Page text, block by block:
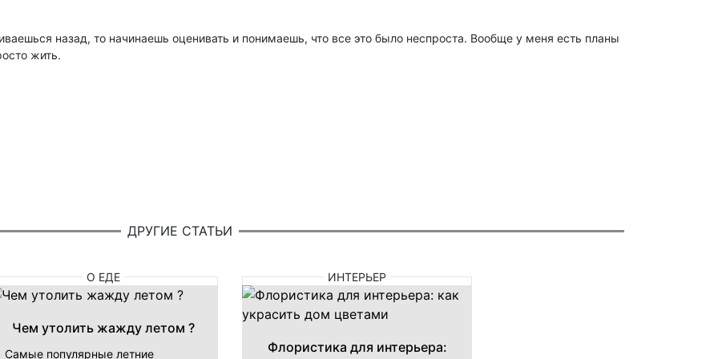
назад, то начинаешь оценивать и понимаешь, что все это было неспроста. Вообще у меня есть планы
жить.
ДРУГИЕ СТАТЬИ
О ЕДЕ
Чем утолить жажду летом ?
Самые популярные летние
ИНТЕРЬЕР
Флористика для интерьера: